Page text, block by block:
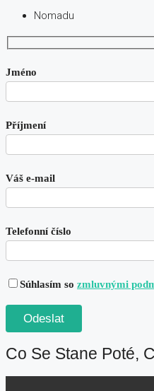
Nomadu
Jméno
Příjmení
Váš e-mail
Telefonní číslo
Súhlasím so zmluvnými
Co Se Stane Poté,